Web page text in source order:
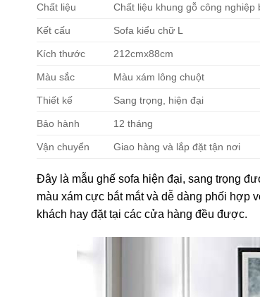
Chất liệu Chất liệu khung gỗ công nghiệp
Kết cấu Sofa kiểu chữ L
Kích thước 212cmx88cm
Màu sắc Màu xám lông chuột
Thiết kế Sang trọng, hiện đại
Bảo hành 12 tháng
Vận chuyển Giao hàng và lắp đặt tận nơi
Đây là mẫu ghế sofa hiện đại, sang trọng
màu xám cực bắt mắt và dễ dàng phối hợp
khách hay đặt tại các cửa hàng đều được.